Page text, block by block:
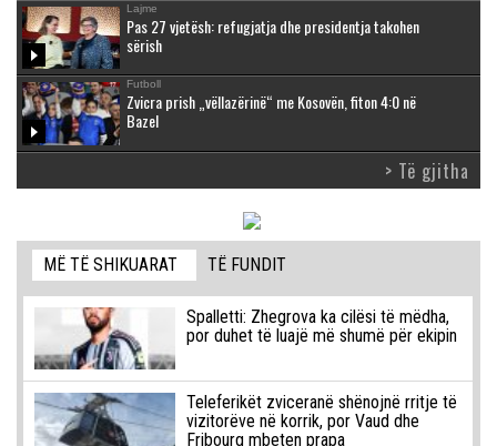
Lajme
Pas 27 vjetësh: refugjatja dhe presidentja takohen
sërish
Futboll
Zvicra prish „vëllazërinë“ me Kosovën, fiton 4:0 në
Bazel
> Të gjitha
MË TË SHIKUARAT TË FUNDIT
Spalletti: Zhegrova ka cilësi të mëdha,
por duhet të luajë më shumë për ekipin
Teleferikët zviceranë shënojnë rritje të
vizitorëve në korrik, por Vaud dhe
Fribourg mbeten prapa